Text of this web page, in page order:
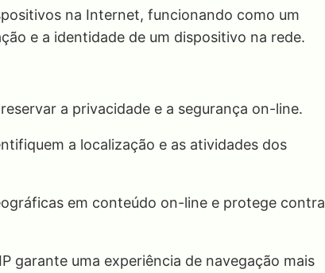
na Internet, funcionando como um
e a identidade de um dispositivo na rede.
a privacidade e a segurança on-line.
a localização e as atividades dos
em conteúdo on-line e protege contra
garante uma experiência de navegação mais